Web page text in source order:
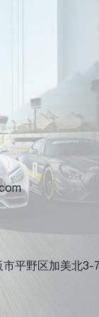
平野区加美北3-